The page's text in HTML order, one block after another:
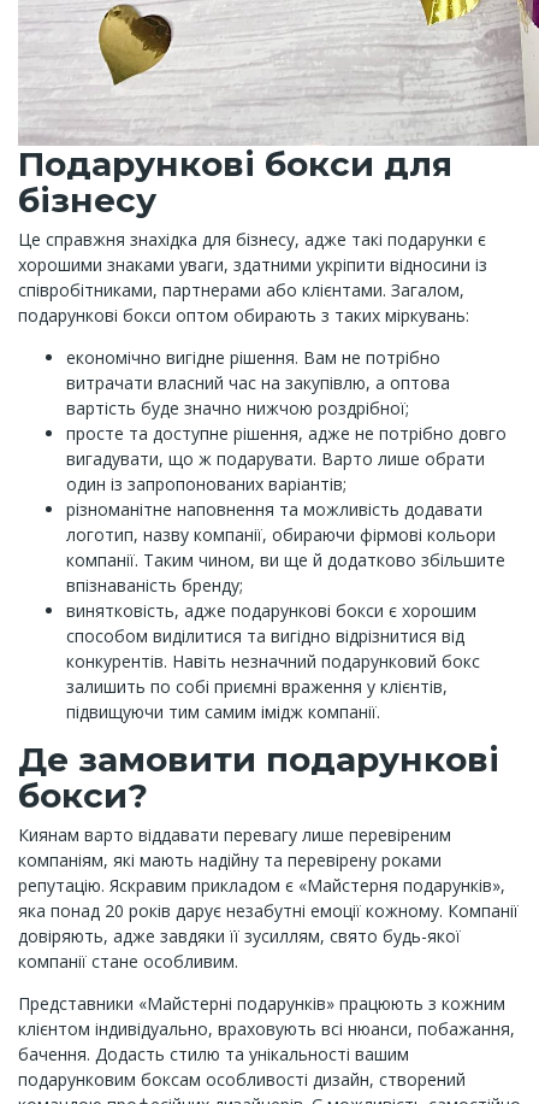
Подарункові бокси для
бізнесу
Це справжня знахідка для бізнесу, адже такі подарунки є
хорошими знаками уваги, здатними укріпити відносини із
співробітниками, партнерами або клієнтами. Загалом,
подарункові бокси оптом обирають з таких міркувань:
економічно вигідне рішення. Вам не потрібно
витрачати власний час на закупівлю, а оптова
вартість буде значно нижчою роздрібної;
просте та доступне рішення, адже не потрібно довго
вигадувати, що ж подарувати. Варто лише обрати
один із запропонованих варіантів;
різноманітне наповнення та можливість додавати
логотип, назву компанії, обираючи фірмові кольори
компанії. Таким чином, ви ще й додатково збільшите
впізнаваність бренду;
винятковість, адже подарункові бокси є хорошим
способом виділитися та вигідно відрізнитися від
конкурентів. Навіть незначний подарунковий бокс
залишить по собі приємні враження у клієнтів,
підвищуючи тим самим імідж компанії.
Де замовити подарункові
бокси?
Киянам варто віддавати перевагу лише перевіреним
компаніям, які мають надійну та перевірену роками
репутацію. Яскравим прикладом є «Майстерня подарунків»,
яка понад 20 років дарує незабутні емоції кожному. Компанії
довіряють, адже завдяки її зусиллям, свято будь-якої
компанії стане особливим.
Представники «Майстерні подарунків» працюють з кожним
клієнтом індивідуально, враховують всі нюанси, побажання,
бачення. Додасть стилю та унікальності вашим
подарунковим боксам особливості дизайн, створений